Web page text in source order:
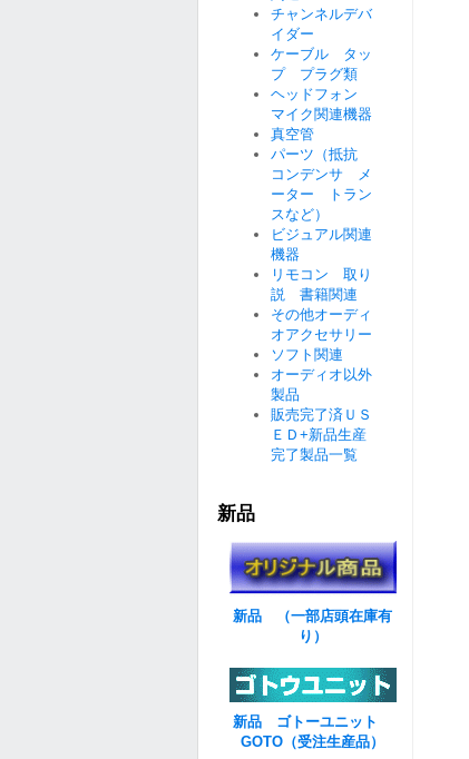
チャンネルデバ
イダー
ケーブル タッ
プ プラグ類
ヘッドフォン
マイク関連機器
真空管
パーツ（抵抗
コンデンサ メ
ーター トラン
スなど）
ビジュアル関連
機器
リモコン 取り
説 書籍関連
その他オーディ
オアクセサリー
ソフト関連
オーディオ以外
製品
販売完了済ＵＳ
ＥＤ+新品生産
完了製品一覧
新品
新品 （一部店頭在庫有
り）
新品 ゴトーユニット
GOTO（受注生産品）